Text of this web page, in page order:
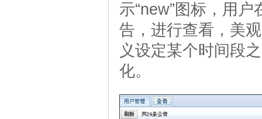
示“new”图标，用
告，进行查看，美
义设定某个时间段
化。